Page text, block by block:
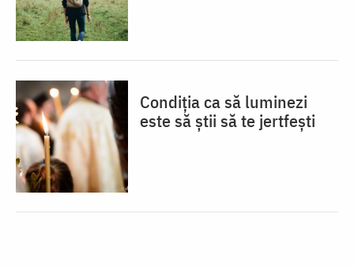
Condiția ca să luminezi
este să știi să te jertfești